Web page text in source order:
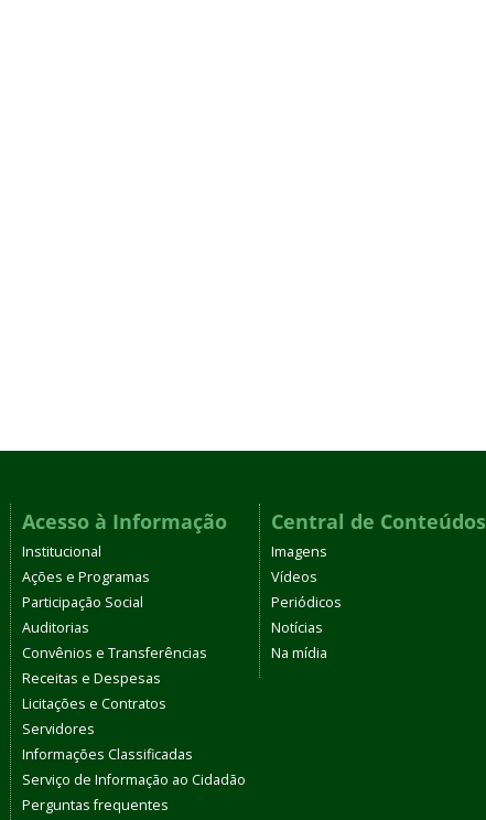
Acesso à Informação
Institucional
Ações e Programas
Participação Social
Auditorias
Convênios e Transferências
Receitas e Despesas
Licitações e Contratos
Servidores
Informações Classificadas
Serviço de Informação ao Cidadão
Perguntas frequentes
Central de Conteúdos
Imagens
Vídeos
Periódicos
Notícias
Na mídia